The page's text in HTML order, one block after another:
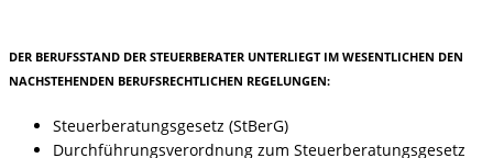
DER BERUFSSTAND DER STEUERBERATER UNTERLIEGT IM WESENTLICHEN DEN
NACHSTEHENDEN BERUFSRECHTLICHEN REGELUNGEN:
Steuerberatungsgesetz (StBerG)
Durchführungsverordnung zum Steuerberatungsgesetz